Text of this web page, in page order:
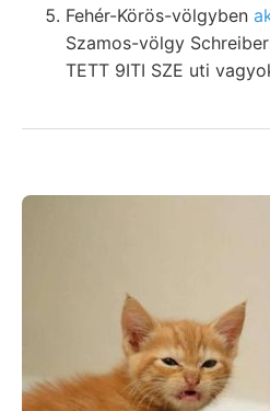
Fehér-Körös-völgyben
Szamos-völgy
TETT 9ITI SZE uti